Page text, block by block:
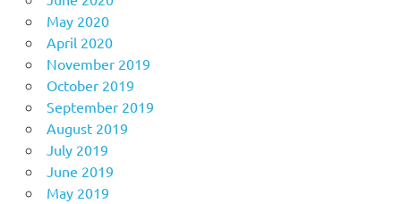
May 2020
April 2020
November 2019
October 2019
September 2019
August 2019
July 2019
June 2019
May 2019